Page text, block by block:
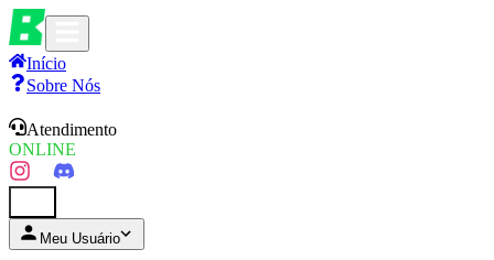
Início
Sobre Nós
Atendimento
ONLINE
Meu Usuário